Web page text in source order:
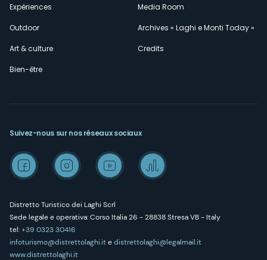
Expériences
Outdoor
Art & culture
Bien-être
Media Room
Archives « Laghi e Monti Today »
Credits
Distretto Turistico dei Laghi Scrl
Sede legale e operativa: Corso Italia 26 - 28838 Stresa VB - Italy
tel:+39 0323 30416
infoturismo@distrettolaghi.itedistrettolaghi@legalmail.it
www.distrettolaghi.it
Suivez-nous sur nos réseaux sociaux